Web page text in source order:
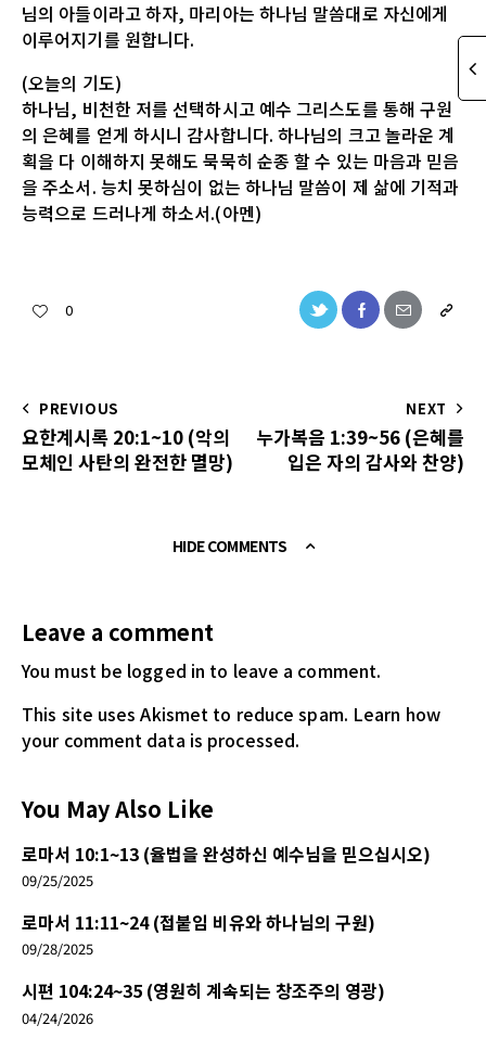
님의 아들이라고 하자, 마리아는 하나님 말씀대로 자신에게
이루어지기를 원합니다.
(오늘의 기도)
하나님, 비천한 저를 선택하시고 예수 그리스도를 통해 구원
의 은혜를 얻게 하시니 감사합니다. 하나님의 크고 놀라운 계
획을 다 이해하지 못해도 묵묵히 순종 할 수 있는 마음과 믿음
을 주소서. 능치 못하심이 없는 하나님 말씀이 제 삶에 기적과
능력으로 드러나게 하소서.(아멘)
0
PREVIOUS
요한계시록 20:1~10 (악의
모체인 사탄의 완전한 멸망)
NEXT
누가복음 1:39~56 (은혜를
입은 자의 감사와 찬양)
HIDE COMMENTS
Leave a comment
You must be logged in to leave a comment.
This site uses Akismet to reduce spam. Learn how
your comment data is processed.
You May Also Like
로마서 10:1~13 (율법을 완성하신 예수님을 믿으십시오)
09/25/2025
로마서 11:11~24 (접붙임 비유와 하나님의 구원)
09/28/2025
시편 104:24~35 (영원히 계속되는 창조주의 영광)
04/24/2026